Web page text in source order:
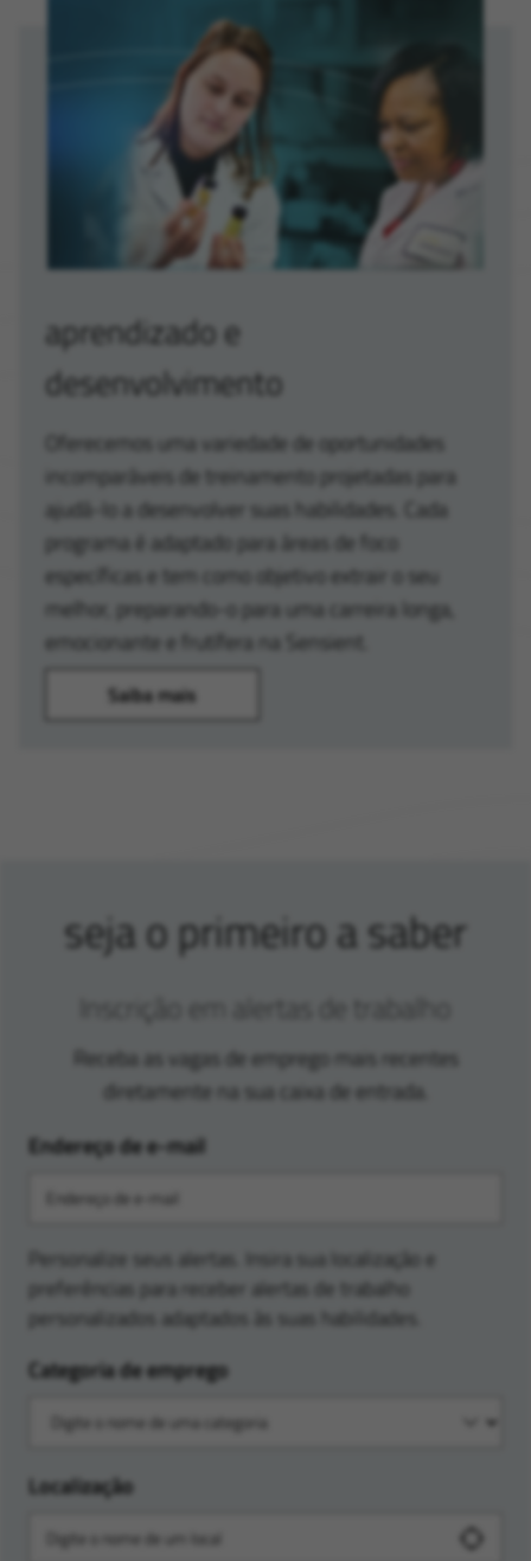
aprendizado e
desenvolvimento
Oferecemos uma variedade de oportunidades
incomparáveis de treinamento projetadas para
ajudá-lo a desenvolver suas habilidades. Cada
programa é adaptado para áreas de foco
específicas e tem como objetivo extrair o seu
melhor, preparando-o para uma carreira longa,
emocionante e frutífera na Sensient.
Saiba mais
seja o primeiro a saber
Receba as vagas de emprego mais recentes
diretamente na sua caixa de entrada.
Endereço de e-mail
Personalize seus alertas. Insira sua localização e
preferências para receber alertas de trabalho
personalizados adaptados às suas habilidades.
Categoria de emprego
Localização